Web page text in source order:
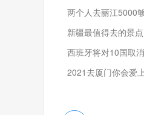
两个人去丽江5000
新疆最值得去的景点
西班牙将对10国取
2021去厦门你会爱